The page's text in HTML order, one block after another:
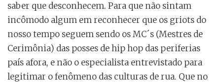
saber que desconhecem. Para que não sintam
incômodo algum em reconhecer que os griots do
nosso tempo seguem sendo os MC´s (Mestres de
Cerimônia) das posses de hip hop das periferias
país afora, e não o especialista entrevistado para
legitimar o fenômeno das culturas de rua. Que no